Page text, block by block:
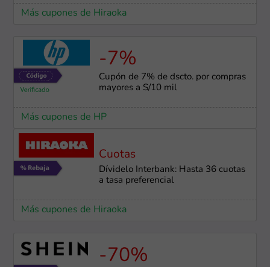
Más cupones de Hiraoka
-7%
Cupón de 7% de dscto. por compras
mayores a S/10 mil
Más cupones de HP
Cuotas
Dívidelo Interbank: Hasta 36 cuotas
a tasa preferencial
Más cupones de Hiraoka
-70%